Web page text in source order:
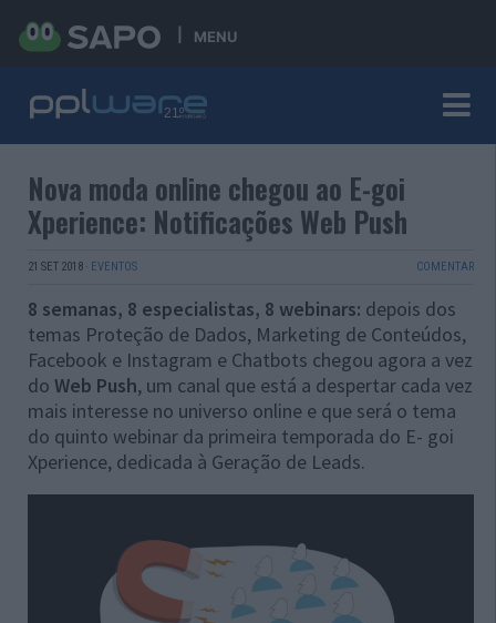
MENU
Nova moda online chegou ao E-goi
Xperience: Notificações Web Push
21 SET 2018 · EVENTOS COMENTAR
8 semanas, 8 especialistas, 8 webinars: depois dos
temas Proteção de Dados, Marketing de Conteúdos,
Facebook e Instagram e Chatbots chegou agora a vez
do Web Push, um canal que está a despertar cada vez
mais interesse no universo online e que será o tema
do quinto webinar da primeira temporada do E- goi
Xperience, dedicada à Geração de Leads.